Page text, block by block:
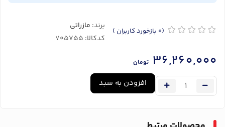
(0 بازخورد کاربران ) برند: مازراتی
کدکالا:
36,260,000 تومان
افزودن به سبد